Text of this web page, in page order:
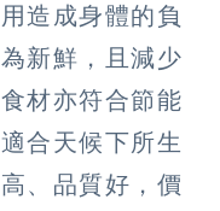
造成身體的負
新鮮，且減少
材亦符合節能
合天候下所生
、品質好，價